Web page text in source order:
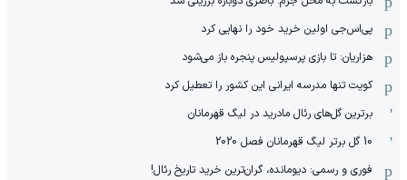
پی‌اس‌جی اولین خرید خود را نهایی کرد
هزاریان: تا بازی پرسپولیس پنجره باز می‌شود
کویت تنها مدرسه ایرانی این کشور را تعطیل کرد
برترین گل‌های رئال مادرید در لیگ قهرمانان
10 گل برتر لیگ قهرمانان فصل 2020
فوری و رسمی: دیومانده، گران‌ترین خرید تاریخ رئال!